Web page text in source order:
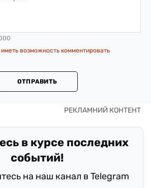
возможность комментировать
ОТПРАВИТЬ
в курсе последних
событий!
на наш канал в Telegram